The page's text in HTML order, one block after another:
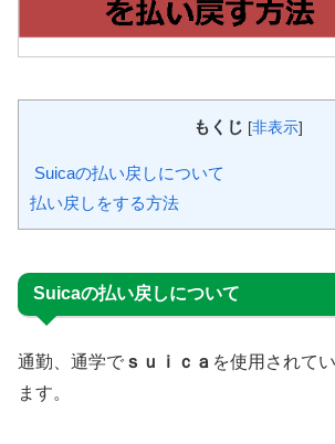
もくじ [非表示]
Suicaの払い戻しについて
払い戻しをする方法
Suicaの払い戻しについて
通勤、通学で ｓｕｉｃａ を使用されて
ます。